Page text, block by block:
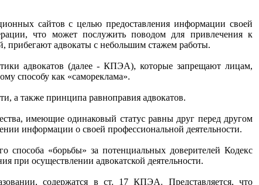
сайтов с целью предоставления информации своей
что может послужить поводом для привлечения к
прибегают адвокаты с небольшим стажем работы.
адвокатов (далее - КПЭА), которые запрещают лицам,
способу как «самореклама».
а также принципа равноправия адвокатов.
имеющие одинаковый статус равны друг перед другом
информации о своей профессиональной деятельности.
способа «борьбы» за потенциальных доверителей Кодекс
при осуществлении адвокатской деятельности.
содержатся в ст. 17 КПЭА. Представляется, что